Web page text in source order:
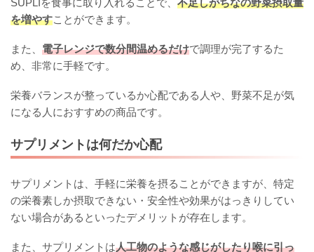
SUPLIを食事に取り入れることで、 不足しがちなの野菜摂取量
を増やすことができます。
また、 電子レンジで数分間温めるだけで調理が完了するた
め、非常に手軽です。
栄養バランスが整っているか心配である人や、野菜不足が気
になる人におすすめの商品です。
サプリメントは何だか心配
サプリメントは、手軽に栄養を摂ることができますが、特定
の栄養素しか摂取できない・安全性や効果がはっきりしてい
ない場合があるといったデメリットが存在します。
また、サプリメントは人工物のような感じがしたり喉に引っ